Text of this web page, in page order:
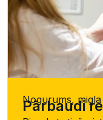
Nogurums,
Pārbaudi